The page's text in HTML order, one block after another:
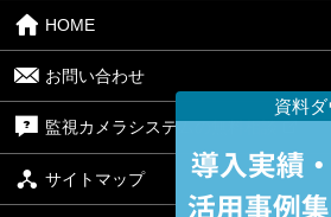
HOME
お問い合わせ
監視カメラシステムの無料相談
サイトマップ